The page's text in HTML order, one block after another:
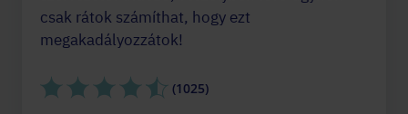
csak rátok számíthat, hogy ezt
megakadályozzátok!
(1025)